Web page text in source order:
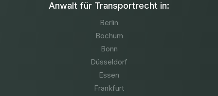
Anwalt für Transportrecht in:
Berlin
Bochum
Bonn
Düsseldorf
Essen
Frankfurt